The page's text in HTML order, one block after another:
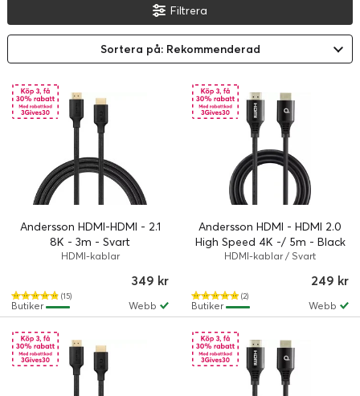
Filtrera
Sortera på: Rekommenderad
Andersson HDMI-HDMI - 2.1
8K - 3m - Svart
HDMI-kablar
(15)
349 kr
Webb
Butiker
Andersson HDMI - HDMI 2.0
High Speed 4K -/ 5m - Black
HDMI-kablar / Svart
(2)
249 kr
Webb
Butiker